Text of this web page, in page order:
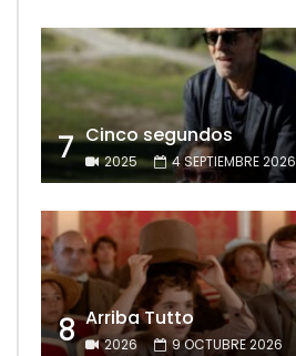
7 Cinco segundos
2025 4 SEPTIEMBRE 2026
8 Arriba Tutto
2026 9 OCTUBRE 2026